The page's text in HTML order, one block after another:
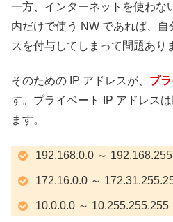
一方、インターネットを使わな
内だけで使う NW であれば、自
スを付与してしまって問題あり
そのための IP アドレスが、 プ
す。プライベート IP アドレス
ます。
192.168.0.0 ～
172.16.0.0 ～
10.0.0.0 ～ 10.255.255.255